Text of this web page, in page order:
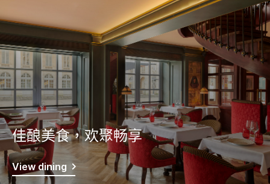
佳酿美食，欢聚畅享
View dining